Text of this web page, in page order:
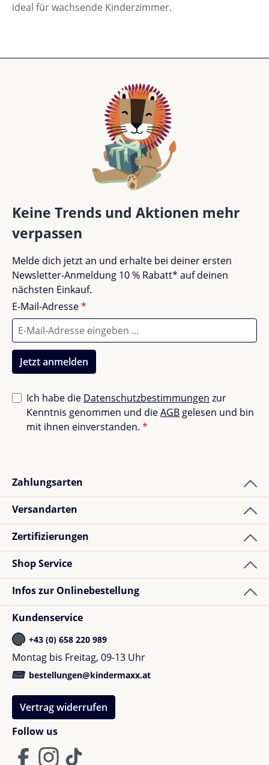
ideal für wachsende Kinderzimmer.
Keine Trends und Aktionen mehr
verpassen
Melde dich jetzt an und erhalte bei deiner ersten
Newsletter-Anmeldung 10 % Rabatt* auf deinen
nächsten Einkauf.
E-Mail-Adresse*
Jetzt anmelden
Ich habe die Datenschutzbestimmungen zur
Kenntnis genommen und dieAGB gelesen und bin
mit ihnen einverstanden. *
Zahlungsarten
Versandarten
Zertifizierungen
Follow us
Shop Service
Infos zur Onlinebestellung
Kundenservice
+43 (0) 658 220 989
Montag bis Freitag, 09-13 Uhr
bestellungen@kindermaxx.at
Vertrag widerrufen